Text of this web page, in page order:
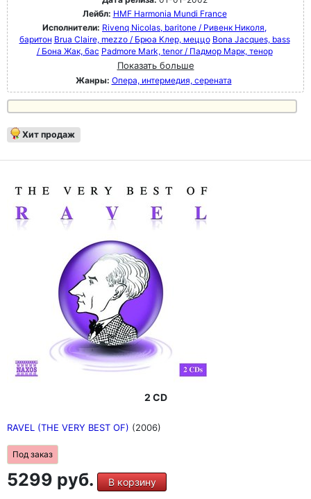
Лейбл: HMF Harmonia Mundi France
Исполнители: Rivenq Nicolas, baritone / Ривенк Николя,
баритон Brua Claire, mezzo / Брюа Клер, меццо Bona Jacques, bass
/ Бона Жак, бас Padmore Mark, tenor / Падмор Марк, тенор
Показать больше
Жанры: Опера, интермедия, серената
Хит продаж
2 CD
RAVEL (THE VERY BEST OF) (2006)
Под заказ
5299 руб. В корзину